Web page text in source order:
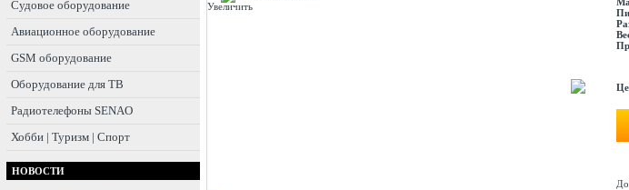
Судовое оборудование
Авиационное оборудование
GSM оборудование
Оборудование для ТВ
Радиотелефоны SENAO
Хобби | Туризм | Спорт
НОВОСТИ
Увеличить